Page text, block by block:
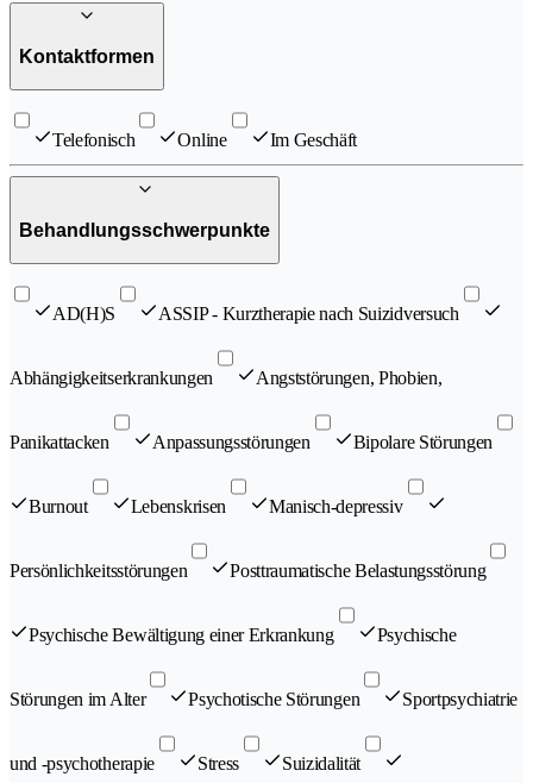
Kontaktformen
Telefonisch Online Im Geschäft
Behandlungsschwerpunkte
AD(H)S ASSIP - Kurztherapie nach Suizidversuch
Abhängigkeitserkrankungen Angststörungen, Phobien,
Panikattacken Anpassungsstörungen Bipolare Störungen
Burnout Lebenskrisen Manisch-depressiv
Persönlichkeitsstörungen Posttraumatische Belastungsstörung
Psychische Bewältigung einer Erkrankung Psychische
Störungen im Alter Psychotische Störungen Sportpsychiatrie
und -psychotherapie Stress Suizidalität